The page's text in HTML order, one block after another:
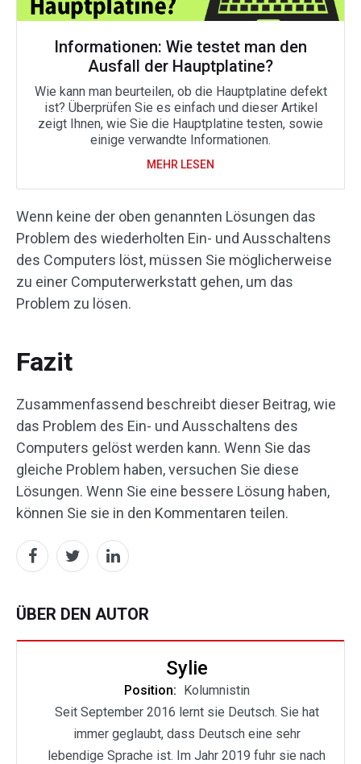
Informationen: Wie testet man den
Ausfall der Hauptplatine?
Wie kann man beurteilen, ob die Hauptplatine defekt
ist? Überprüfen Sie es einfach und dieser Artikel
zeigt Ihnen, wie Sie die Hauptplatine testen, sowie
einige verwandte Informationen.
MEHR LESEN
Wenn keine der oben genannten Lösungen das
Problem des wiederholten Ein- und Ausschaltens
des Computers löst, müssen Sie möglicherweise
zu einer Computerwerkstatt gehen, um das
Problem zu lösen.
Fazit
Zusammenfassend beschreibt dieser Beitrag, wie
das Problem des Ein- und Ausschaltens des
Computers gelöst werden kann. Wenn Sie das
gleiche Problem haben, versuchen Sie diese
Lösungen. Wenn Sie eine bessere Lösung haben,
können Sie sie in den Kommentaren teilen.
ÜBER DEN AUTOR
Sylie
Position: Kolumnistin
Seit September 2016 lernt sie Deutsch. Sie hat
immer geglaubt, dass Deutsch eine sehr
lebendige Sprache ist. Im Jahr 2019 fuhr sie nach